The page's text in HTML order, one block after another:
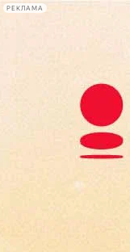
РЕКЛАМА
Сегодня:
2026.08.08
08:24
Афиша Plus